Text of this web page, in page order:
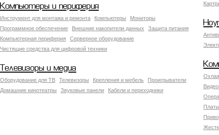
Компьютеры и периферия
Инструмент для монтажа и ремонта Компьютеры
Мониторы
Программное обеспечение
Внешние накопители данных
Защита питания
Компьютерная периферия
Серверное оборудование
Чистящие средства для цифровой техники
Телевизоры и медиа
Оборудование для ТВ Телевизоры Крепления и мебель
Проигрыватели
Домашние кинотеатры
Звуковые панели Кабели и переходники